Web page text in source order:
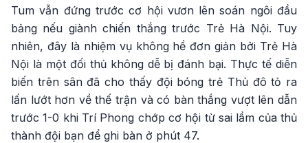
Tum vẫn đứng trước cơ hội vươn lên soán ngôi đầu
bảng nếu giành chiến thắng trước Trẻ Hà Nội. Tuy
nhiên, đây là nhiệm vụ không hề đơn giản bởi Trẻ Hà
Nội là một đối thủ không dễ bị đánh bại. Thực tế diễn
biến trên sân đã cho thấy đội bóng trẻ Thủ đô tỏ ra
lấn lướt hơn về thế trận và có bàn thắng vượt lên dẫn
trước 1-0 khi Trí Phong chớp cơ hội từ sai lầm của thủ
thành đội bạn để ghi bàn ở phút 47.